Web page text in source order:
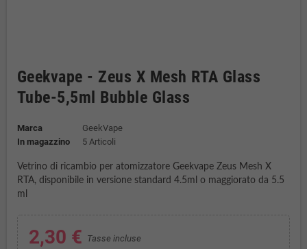
Geekvape - Zeus X Mesh RTA Glass
Tube-5,5ml Bubble Glass
Marca
GeekVape
In magazzino
5 Articoli
Vetrino di ricambio per atomizzatore Geekvape Zeus Mesh X
RTA, disponibile in versione standard 4.5ml o maggiorato da 5.5
ml
2,30 € Tasse incluse